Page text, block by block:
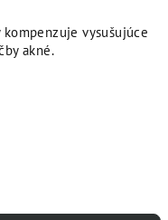
vysušujúce
akné.